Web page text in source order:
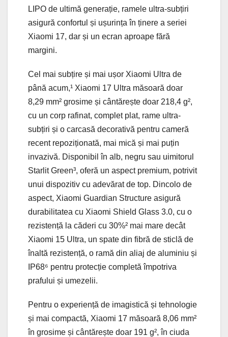
LIPO de ultimă generație, ramele ultra-subțiri
asigură confortul și ușurința în ținere a seriei
Xiaomi 17, dar și un ecran aproape fără
margini.
Cel mai subțire și mai ușor Xiaomi Ultra de
până acum,¹ Xiaomi 17 Ultra măsoară doar
8,29 mm² grosime și cântărește doar 218,4 g²,
cu un corp rafinat, complet plat, rame ultra-
subțiri și o carcasă decorativă pentru cameră
recent repoziționată, mai mică și mai puțin
invazivă. Disponibil în alb, negru sau uimitorul
Starlit Green³, oferă un aspect premium, potrivit
unui dispozitiv cu adevărat de top. Dincolo de
aspect, Xiaomi Guardian Structure asigură
durabilitatea cu Xiaomi Shield Glass 3.0, cu o
rezistență la căderi cu 30%² mai mare decât
Xiaomi 15 Ultra, un spate din fibră de sticlă de
înaltă rezistență, o ramă din aliaj de aluminiu și
IP68⁶ pentru protecție completă împotriva
prafului și umezelii.
Pentru o experiență de imagistică și tehnologie
și mai compactă, Xiaomi 17 măsoară 8,06 mm²
în grosime și cântărește doar 191 g², în ciuda